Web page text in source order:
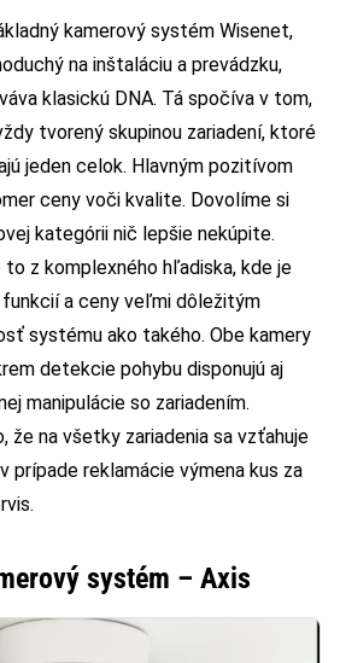
kamerový systém Wisenet,
na inštaláciu a prevádzku,
klasickú DNA. Tá spočíva v tom,
tvorený skupinou zariadení, ktoré
jeden celok. Hlavným pozitívom
ceny voči kvalite. Dovolíme si
kategórii nič lepšie nekúpite.
to z komplexného hľadiska, kde je
a ceny veľmi dôležitým
systému ako takého. Obe kamery
detekcie pohybu disponujú aj
manipulácie so zariadením.
že na všetky zariadenia sa vzťahuje
prípade reklamácie výmena kus za
systém – Axis